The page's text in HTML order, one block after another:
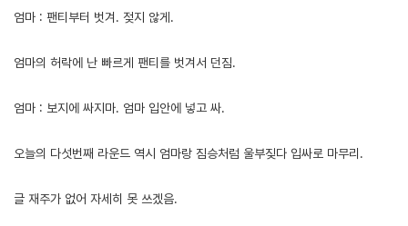
엄마 : 팬티부터 벗겨. 젖지 않게.
엄마의 허락에 난 빠르게 팬티를 벗겨서 던짐.
엄마 : 보지에 싸지마. 엄마 입안에 넣고 싸.
오늘의 다섯번째 라운드 역시 엄마랑 짐승처럼 울부짖다 입싸로 마무리.
글 재주가 없어 자세히 못 쓰겠음.